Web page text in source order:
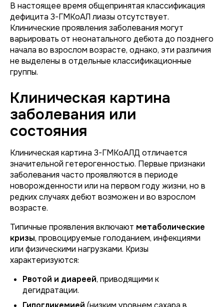
В настоящее время общепринятая классификация
дефицита 3-ГМКоАЛ лиазы отсутствует.
Клинические проявления заболевания могут
варьировать от неонатального дебюта до позднего
начала во взрослом возрасте, однако, эти различия
не выделены в отдельные классификационные
группы.
Клиническая картина
заболевания или
состояния
Клиническая картина 3-ГМКоАЛД отличается
значительной гетерогенностью. Первые признаки
заболевания часто проявляются в периоде
новорожденности или на первом году жизни, но в
редких случаях дебют возможен и во взрослом
возрасте.
Типичные проявления включают метаболические
кризы, провоцируемые голоданием, инфекциями
или физическими нагрузками. Кризы
характеризуются:
Рвотой и диареей, приводящими к
дегидратации.